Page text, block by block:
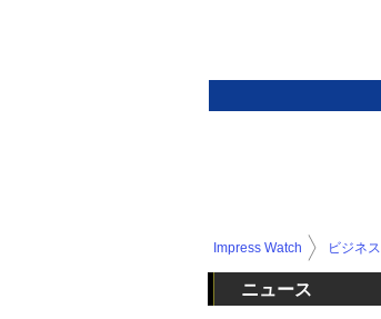
Impress Watch ビジネス
ニュース